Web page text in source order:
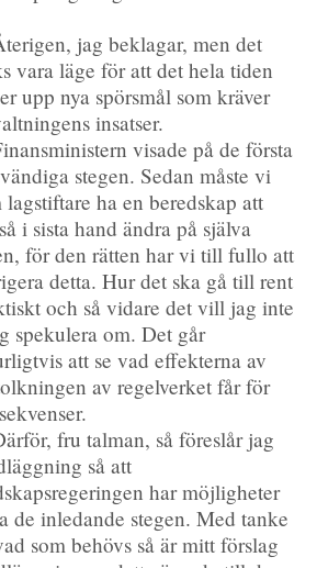
jag beklagar, men det
vara läge för att det hela tiden
upp nya spörsmål som kräver
insatser.
visade på de första
stegen. Sedan måste vi
lagstiftare ha en beredskap att
i sista hand ändra på själva
för den rätten har vi till fullo att
detta. Hur det ska gå till rent
och så vidare det vill jag inte
spekulera om. Det går
att se vad effekterna av
av regelverket får för
fru talman, så föreslår jag
så att
har möjligheter
de inledande stegen. Med tanke
som behövs så är mitt förslag